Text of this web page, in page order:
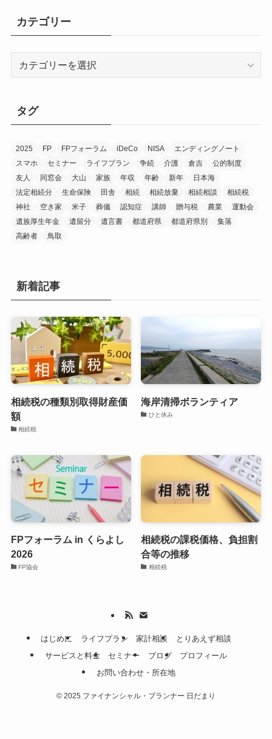
ブ
カテゴリー
ー
タグ
2025 FP FPフォーラム iDeCo NISA
エンディングノート
スマホ
セミナー ライフプラン 争続 介護 倉吉
公的制度
友人
同窓会 大山 家族 年収 年齢 新年
日本海
法定相続分
生命保険 田舎 相続 相続放棄 相続相談
相続税
神社
空き家 米子 葬儀 認知症 講師 贈与税 農業
運動会
遺族厚生年金
遺留分 遺言書 都道府県 都道府県別
集落
高齢者
鳥取
新着記事
相続税の種類別取得財産価
額
相続税
海岸清掃ボランティア
ひと休み
FPフォーラム in くらよし
2026
FP協会
相続税の課税価格、負担割
合等の推移
相続税
はじめに ライフプラン 家計相談
とりあえず相談
サービスと料金
セミナー ブログ
プロフィール
お問い合わせ・所在地
© 2025 ファイナンシャル・プランナー 日だまり